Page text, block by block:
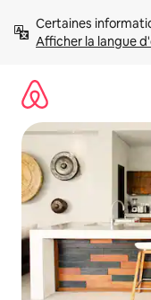
directement
Afficher la langue